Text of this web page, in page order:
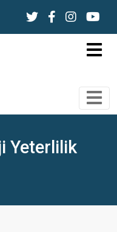
Yeterlilik